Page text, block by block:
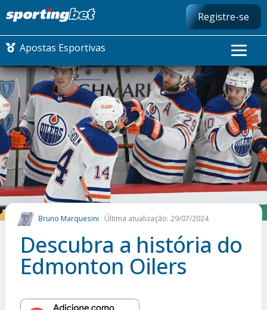
Registre-se
Apostas Esportivas
CONMEBOL LIBERTADORES
FUTEBOL NACIONAL
FUTEBOL INTERNACIONAL
COMO APOSTAR
MAIS ESPORTES
Bruno Marquesini Última atualização: 29/07/2024
Descubra a história do
Edmonton Oilers